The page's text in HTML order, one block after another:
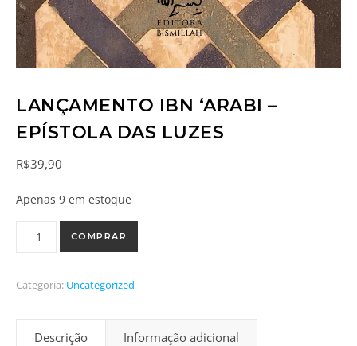
LANÇAMENTO IBN ‘ARABI –
EPÍSTOLA DAS LUZES
R$39,90
Apenas 9 em estoque
COMPRAR
Categoria: Uncategorized
Descrição Informação adicional